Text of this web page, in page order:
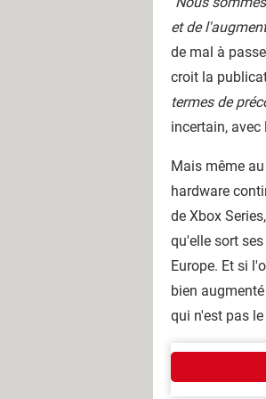
et de
de mal à
croit la
termes de
incertain,
Mais même
hardware
de Xbox
qu'elle sort
Europe. Et si
bien
qui n'est pas